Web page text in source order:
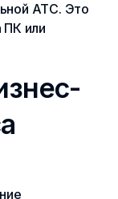
АТС. Это
или